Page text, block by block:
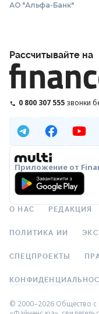
АО "Альфа-Банк"
Рассчитывайте на
0 800 307 555 звонки
Приложение от
О НАС РЕДАКЦИЯ
ПОЛИТИКА ИИ
СПЕЦПРОЕКТЫ
© 2000–2026 Общество с